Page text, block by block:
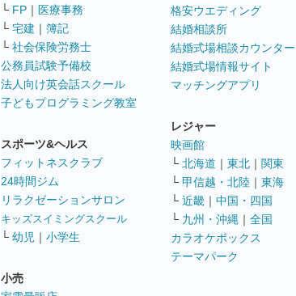
└ FP ｜ 医療事務
└ 宅建 ｜ 簿記
└ 社会保険労務士
公務員試験予備校
法人向け英会話スクール
子どもプログラミング教室
スポーツ&ヘルス
フィットネスクラブ
24時間ジム
リラクゼーションサロン
キッズスイミングスクール
└ 幼児 ｜ 小学生
小売
格安ウエディング
結婚相談所
結婚式場相談カウンター
結婚式場情報サイト
マッチングアプリ
レジャー
映画館
└ 北海道 ｜ 東北 ｜ 関東
└ 甲信越・北陸 ｜ 東海
└ 近畿 ｜ 中国・四国
└ 九州・沖縄 ｜ 全国
カラオケボックス
テーマパーク